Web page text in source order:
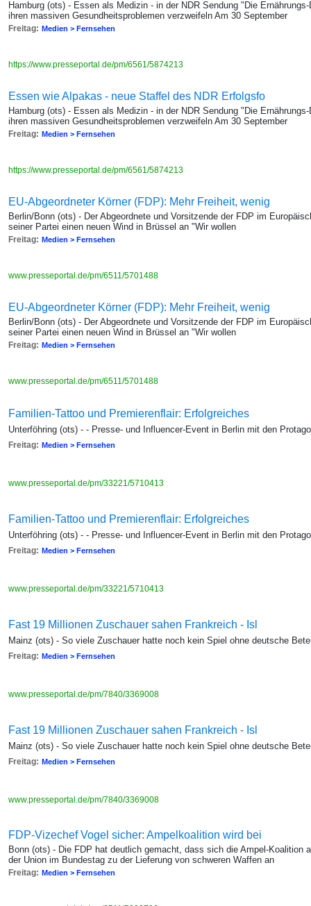
Hamburg (ots) - Essen als Medizin - in der NDR Sendung "Die
ihren massiven Gesundheitsproblemen verzweifeln Am 30 September
Freitag: Medien > Fernsehen
https://www.presseportal.de/pm/6561/5874213
Essen wie Alpakas - neue Staffel des NDR Erfolgsfo
Hamburg (ots) - Essen als Medizin - in der NDR Sendung "Die
ihren massiven Gesundheitsproblemen verzweifeln Am 30 September
Freitag: Medien > Fernsehen
https://www.presseportal.de/pm/6561/5874213
EU-Abgeordneter Körner (FDP): Mehr Freiheit, wenig
Berlin/Bonn (ots) - Der Abgeordnete und Vorsitzende der FDP im
seiner Partei einen neuen Wind in Brüssel an "Wir wollen
Freitag: Medien > Fernsehen
www.presseportal.de/pm/6511/5701488
EU-Abgeordneter Körner (FDP): Mehr Freiheit, wenig
Berlin/Bonn (ots) - Der Abgeordnete und Vorsitzende der FDP im
seiner Partei einen neuen Wind in Brüssel an "Wir wollen
Freitag: Medien > Fernsehen
www.presseportal.de/pm/6511/5701488
Familien-Tattoo und Premierenflair: Erfolgreiches
Unterföhring (ots) - - Presse- und Influencer-Event in Berlin mit den
Freitag: Medien > Fernsehen
www.presseportal.de/pm/33221/5710413
Familien-Tattoo und Premierenflair: Erfolgreiches
Unterföhring (ots) - - Presse- und Influencer-Event in Berlin mit den
Freitag: Medien > Fernsehen
www.presseportal.de/pm/33221/5710413
Fast 19 Millionen Zuschauer sahen Frankreich - Isl
Mainz (ots) - So viele Zuschauer hatte noch kein Spiel ohne deutsche
Freitag: Medien > Fernsehen
www.presseportal.de/pm/7840/3369008
Fast 19 Millionen Zuschauer sahen Frankreich - Isl
Mainz (ots) - So viele Zuschauer hatte noch kein Spiel ohne deutsche
Freitag: Medien > Fernsehen
www.presseportal.de/pm/7840/3369008
FDP-Vizechef Vogel sicher: Ampelkoalition wird bei
Bonn (ots) - Die FDP hat deutlich gemacht, dass sich die Ampel-Koalition
der Union im Bundestag zu der Lieferung von schweren Waffen an
Freitag: Medien > Fernsehen